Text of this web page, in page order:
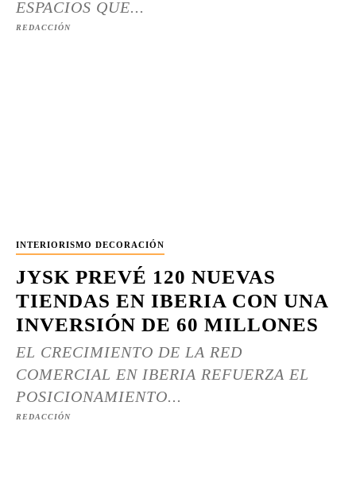
ESPACIOS QUE...
REDACCIÓN
INTERIORISMO DECORACIÓN
JYSK PREVÉ 120 NUEVAS
TIENDAS EN IBERIA CON UNA
INVERSIÓN DE 60 MILLONES
EL CRECIMIENTO DE LA RED
COMERCIAL EN IBERIA REFUERZA EL
POSICIONAMIENTO...
REDACCIÓN